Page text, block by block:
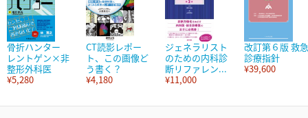
骨折ハンター
レントゲン×非
整形外科医
¥5,280
CT読影レポー
ト、この画像ど
う書く？
¥4,180
ジェネラリスト
のための内科診
断リファレン...
¥11,000
改訂第６版 救急
診療指針
¥39,600